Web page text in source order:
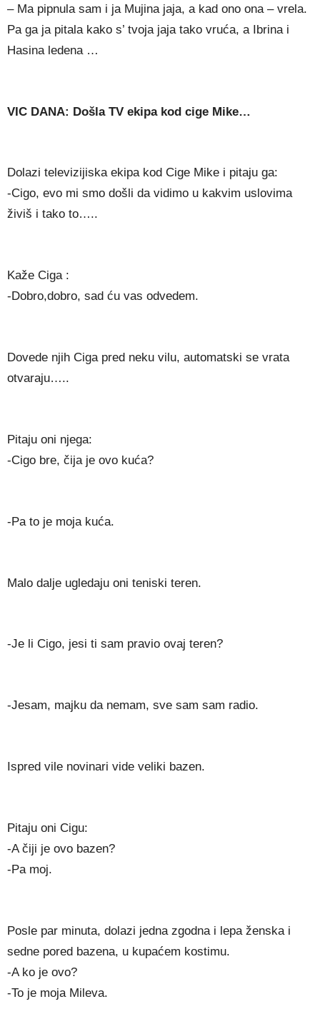
– Ma pipnula sam i ja Mujina jaja, a kad ono ona – vrela.
Pa ga ja pitala kako s’ tvoja jaja tako vruća, a Ibrina i
Hasina ledena …
VIC DANA: Došla TV ekipa kod cige Mike…
Dolazi televizijiska ekipa kod Cige Mike i pitaju ga:
-Cigo, evo mi smo došli da vidimo u kakvim uslovima
živiš i tako to…..
Kaže Ciga :
-Dobro,dobro, sad ću vas odvedem.
Dovede njih Ciga pred neku vilu, automatski se vrata
otvaraju…..
Pitaju oni njega:
-Cigo bre, čija je ovo kuća?
-Pa to je moja kuća.
Malo dalje ugledaju oni teniski teren.
-Je li Cigo, jesi ti sam pravio ovaj teren?
-Jesam, majku da nemam, sve sam sam radio.
Ispred vile novinari vide veliki bazen.
Pitaju oni Cigu:
-A čiji je ovo bazen?
-Pa moj.
Posle par minuta, dolazi jedna zgodna i lepa ženska i
sedne pored bazena, u kupaćem kostimu.
-A ko je ovo?
-To je moja Mileva.